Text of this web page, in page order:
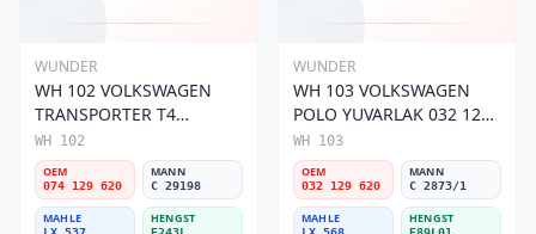
WUNDER
WH 102 VOLKSWAGEN
TRANSPORTER T4
(SÜNGERSiZ) 074 129 620
Hava Filtresi
WH 102
OEM
074 129 620
MANN
C 29198
MAHLE HENGST
WUNDER
WH 103 VOLKSWAGEN
POLO YUVARLAK 032 129
620 Hava Filtresi
WH 103
OEM
032 129 620
MANN
C 2873/1
MAHLE HENGST